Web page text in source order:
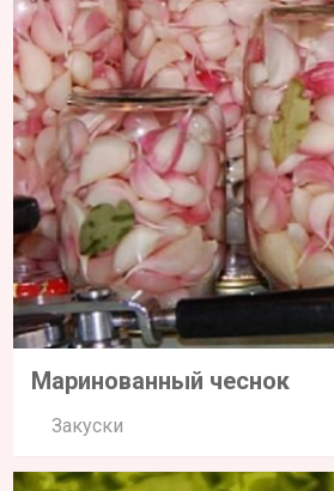
Маринованный чеснок
Закуски